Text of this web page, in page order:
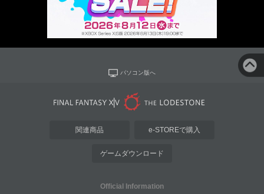
パソコン版へ
関連商品 e-STOREで購入
ゲームダウンロード
Official Information